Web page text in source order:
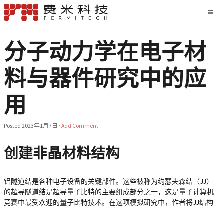
分子动力学在电子材
料与器件研究中的应
用
Posted 2023年1月7日 · Add Comment
创建非晶材料结构
铝隧道结是各种电子设备的关键部件。这些被称为约瑟夫森结（JJ）
的超导隧道结是超导量子比特的主要组成部分之一，这是量子计算机
竞赛中最受欢迎的量子比特技术。在这项模拟研究中，作者将JJ结构